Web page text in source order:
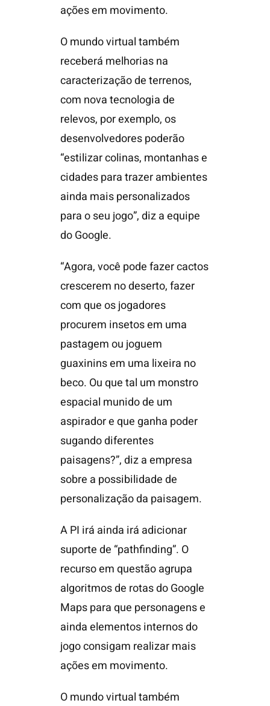
ações em movimento.
O mundo virtual também
receberá melhorias na
caracterização de terrenos,
com nova tecnologia de
relevos, por exemplo, os
desenvolvedores poderão
“estilizar colinas, montanhas e
cidades para trazer ambientes
ainda mais personalizados
para o seu jogo”, diz a equipe
do Google.
“Agora, você pode fazer cactos
crescerem no deserto, fazer
com que os jogadores
procurem insetos em uma
pastagem ou joguem
guaxinins em uma lixeira no
beco. Ou que tal um monstro
espacial munido de um
aspirador e que ganha poder
sugando diferentes
paisagens?”, diz a empresa
sobre a possibilidade de
personalização da paisagem.
A PI irá ainda irá adicionar
suporte de “pathfinding”. O
recurso em questão agrupa
algoritmos de rotas do Google
Maps para que personagens e
ainda elementos internos do
jogo consigam realizar mais
ações em movimento.
O mundo virtual também